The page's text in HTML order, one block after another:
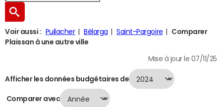
Voir aussi : Puilacher Bélarga Saint-Pargoire
Comparer
Plaissan à une autre ville
Mise à jour le 07/11/25
Afficher les données budgétaires de
Comparer avec